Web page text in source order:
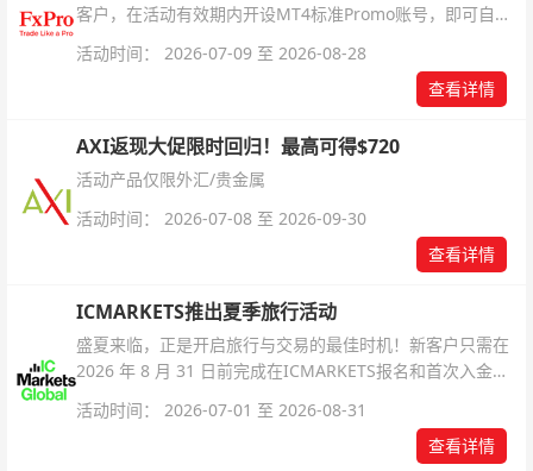
客户，在活动有效期内开设MT4标准Promo账号，即可自动
活动时间： 2026-07-09 至 2026-08-28
查看详情
AXI返现大促限时回归！最高可得$720
活动产品仅限外汇/贵金属
活动时间： 2026-07-08 至 2026-09-30
查看详情
ICMARKETS推出夏季旅行活动
盛夏来临，正是开启旅行与交易的最佳时机！新客户只需在
2026 年 8 月 31 日前完成在ICMARKETS报名和首次入金即
活动时间： 2026-07-01 至 2026-08-31
查看详情